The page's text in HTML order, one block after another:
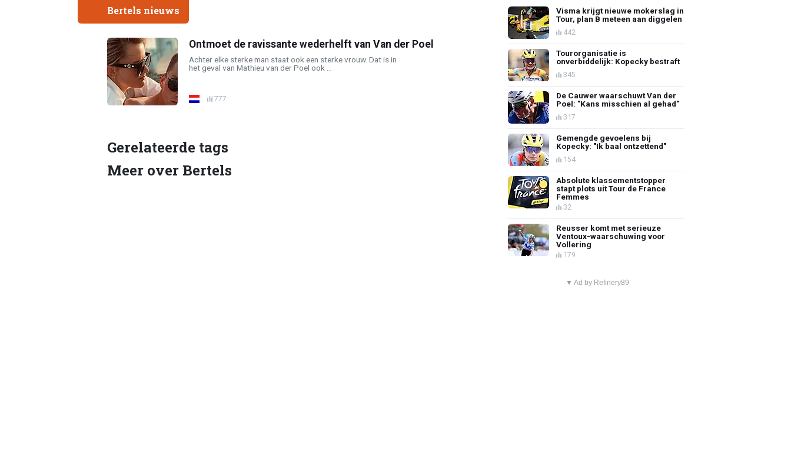
Bertels nieuws
Ontmoet de ravissante wederhelft van Van der Poel
Achter elke sterke man staat ook een sterke vrouw. Dat is in
het geval van Mathieu van der Poel ook ...
777
Gerelateerde tags
Meer over Bertels
Visma krijgt nieuwe mokerslag in
Tour, plan B meteen aan diggelen
442
Tourorganisatie is
onverbiddelijk: Kopecky bestraft
345
De Cauwer waarschuwt Van der
Poel: "Kans misschien al gehad"
317
Gemengde gevoelens bij
Kopecky: "Ik baal ontzettend"
154
Absolute klassementstopper
stapt plots uit Tour de France
Femmes
32
Reusser komt met serieuze
Ventoux-waarschuwing voor
Vollering
179
▼ Ad by Refinery89